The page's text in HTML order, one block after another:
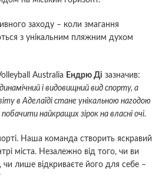
заходу – коли змагання
з унікальним пляжним духом
Australia Ендрю Ді зазначив:
і видовищний вид спорту, а
в Аделаїді стане унікальною нагодою
найкращих зірок на власні очі.
Наша команда створить яскравий
міста. Незалежно від того, чи ви
чи лише відкриваєте його для себе –